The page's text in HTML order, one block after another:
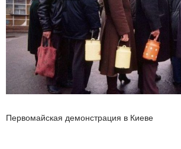
Первомайская демонстрация в Киеве